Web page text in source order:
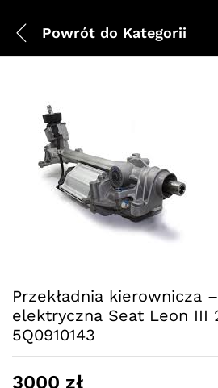
Powrót do Kategorii
Przekładnia kierownicza
elektryczna Seat Leon III
5Q0910143
3000 zł